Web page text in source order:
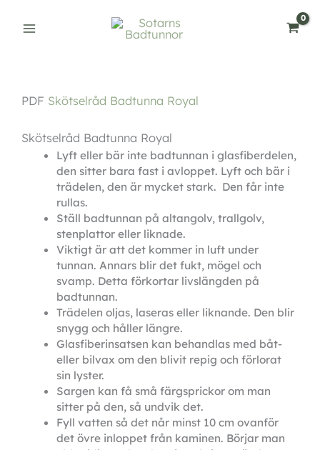
PDF Skötselråd Badtunna Royal
Skötselråd Badtunna Royal
Lyft eller bär inte badtunnan i glasfiberdelen,
den sitter bara fast i avloppet. Lyft och bär i
trädelen, den är mycket stark.  Den får inte
rullas.
Ställ badtunnan på altangolv, trallgolv,
stenplattor eller liknade.
Viktigt är att det kommer in luft under
tunnan. Annars blir det fukt, mögel och
svamp. Detta förkortar livslängden på
badtunnan.
Trädelen oljas, laseras eller liknande. Den blir
snygg och håller längre.
Glasfiberinsatsen kan behandlas med båt-
eller bilvax om den blivit repig och förlorat
sin lyster.
Sargen kan få små färgsprickor om man
sitter på den, så undvik det.
Fyll vatten så det når minst 10 cm ovanför
det övre inloppet från kaminen. Börjar man